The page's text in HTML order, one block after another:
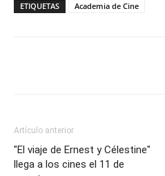
ETIQUETAS Academia de Cine
Artículo anterior
"El viaje de Ernest y Célestine"
llega a los cines el 11 de